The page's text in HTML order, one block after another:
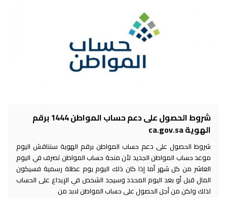
شروط الحصول على دعم حساب المواطن 1444 برقم
الهوية ca.gov.sa
شروط الحصول على دعم حساب المواطن برقم الهوية سنناقش اليوم
موعد حساب المواطن الجديد لأن منحة حساب المواطن تصرف في اليوم
العاشر من كل شهر أما إذا كان ذلك اليوم يوم عطلة رسمية فسيكون
المال قبل أو بعد اليوم المحدد وسيجد الشخص في الإيداع على الحساب
لذلك ولكن من أجل الحصول على حساب المواطن لابد من